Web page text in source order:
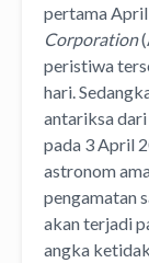
pertama
Corporation
peristiwa
hari.
antariksa
pada 3 April
astronom
pengamatan
akan terjadi
angka